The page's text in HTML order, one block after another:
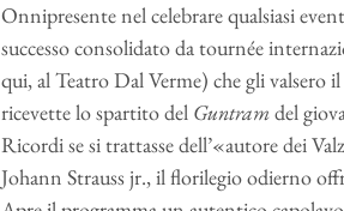
Onnipresente nel celebrare qualsiasi
successo consolidato da tournée
qui, al Teatro Dal Verme) che gli valsero
ricevette lo spartito del Guntramdel
Ricordi se si trattasse dell’«autore dei
Johann Strauss jr., il florilegio odierno